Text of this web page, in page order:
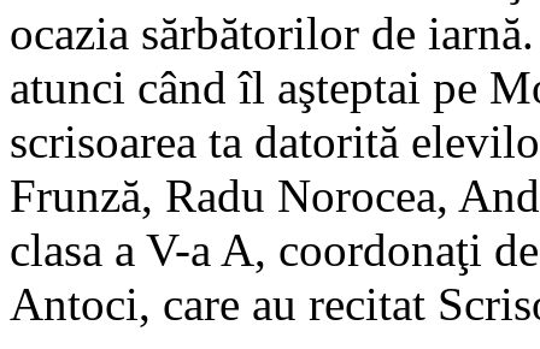
ocazia sărbătorilor de
atunci când îl aşteptai pe
scrisoarea ta datorită
Frunză, Radu Norocea,
clasa a V-a A, coordonaţi
Antoci, care au recitat